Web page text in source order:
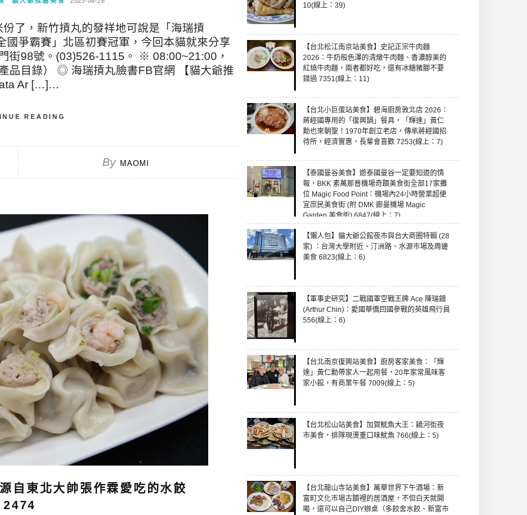
了，新竹摃丸的發祥地可說是「海瑞摃
爭霸賽」北區初賽冠軍，今回本貓就來分享
街98號。(03)526-1115。 ※ 08:00~21:00，
品目錄） ◎ 海瑞摃丸臉書FB官網 【貓大爺推
Ar […]…
READING
By MAOMI
自東北大帥張作霖愛吃的水餃
2474
10(線上：39)
【台北松江南京站美食】史記正宗牛肉麵
2026：牛奶般色澤的清燉牛肉麵、香濃醇美的
紅燒牛肉麵，兩者都好吃，還有冰糖豬腳不要
錯過 7351(線上：11)
【台北小巨蛋站美食】碧海廚房敦北店 2026：
蔣經國專用的「復興鍋」餐具，「輝達」黃仁
勳也來朝聖！1970年創立老店，傳承蔣經國招
待所，經濟實惠，長輩會喜歡 7253(線上：7)
【泰國曼谷美食】遊泰國曼谷一定要知道的情
報，BKK 素萬那普機場奇蹟美食街全部17家攤
位 Magic Food Point：機場內24小時營業超便
宜庶民美食街 (附 DMK 廊曼機場 Magic
Garden 美食街) 6847(線上：7)
【懶人包】貓大爺公館夜市與台大商圈特輯 (28
家) ：台灣大學附近、汀洲路、水源市場及周邊
美食 6823(線上：6)
【軍事史研究】二戰國軍空戰王牌 Ace 陳瑞鈿
(Arthur Chin)：愛國華僑回國參戰的英雄飛行員
556(線上：6)
【台北南京復興站美食】廚房客家美食：「輝
達」黃仁勳帶家人一起用餐，20年家常風味客
家小館，有商業午餐 7009(線上：5)
【台北松山站美食】加賀魷魚大王：饒河街夜
市美食，排隊現燙重口味魷魚 766(線上：5)
【台北龍山寺站美食】萬華世界下午酒場：新
富町文化市場古蹟裡的居酒屋，不但白天就開
喝，還可以自己DIY辦桌（多餃舍水餃、新富市